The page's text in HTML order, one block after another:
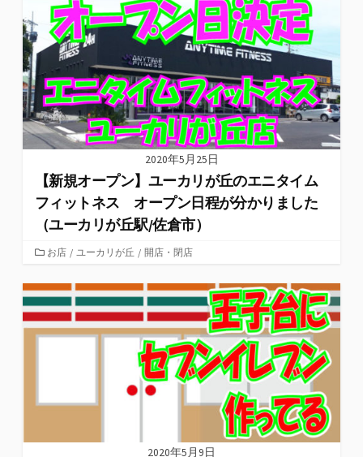
リ
ー
2020年5月25日
【新規オープン】ユーカリが丘のエニタイム
フィットネス オープン日程が分かりました
（ユーカリが丘駅/佐倉市）
カ
ゴ
リ
ー
お店 / ユーカリが丘 / 開店・閉店
2020年5月9日